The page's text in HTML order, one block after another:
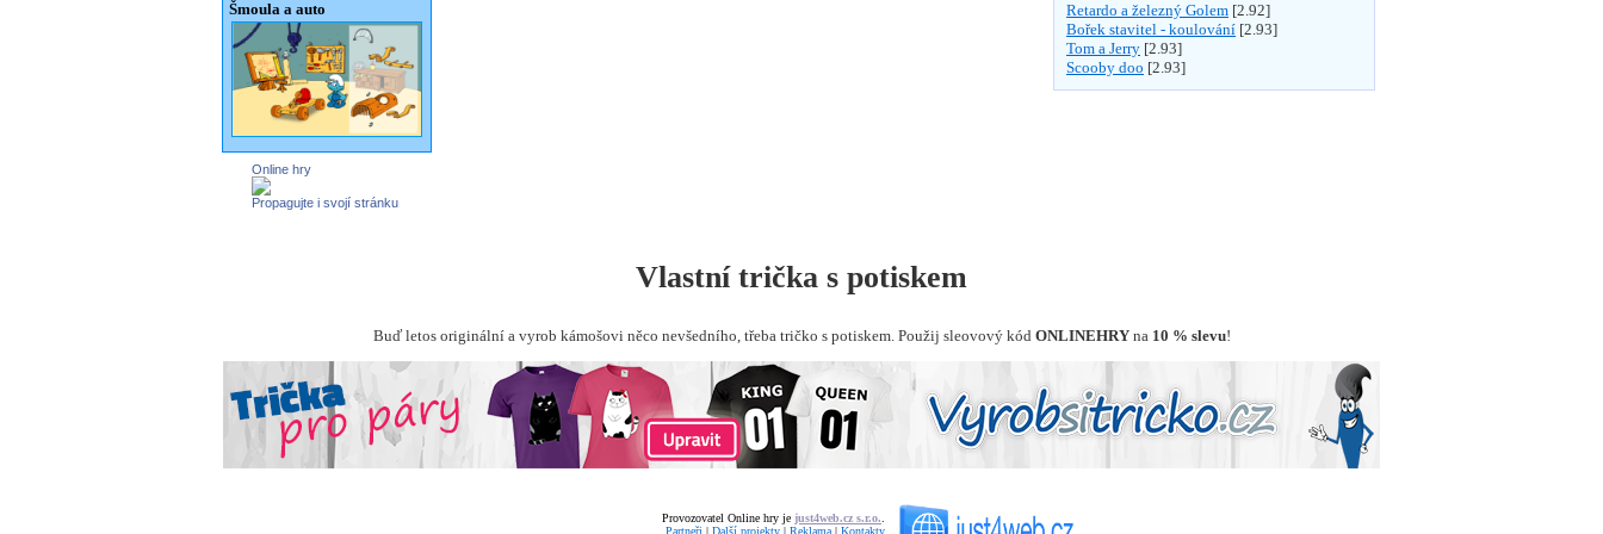
Šmoula a auto
Online hry
Propagujte i svojí stránku
Retardo a železný Golem [2.92]
Bořek stavitel - koulování [2.93]
Tom a Jerry [2.93]
Scooby doo [2.93]
Vlastní trička s potiskem
Buď letos originální a vyrob kámošovi něco nevšedního, třeba tričko s potiskem. Použij sleovový kód ONLINEHRYna 10 % slevu!
Provozovatel Online hry je just4web.cz s.r.o..
Partneři | Další projekty | Reklama | Kontakty